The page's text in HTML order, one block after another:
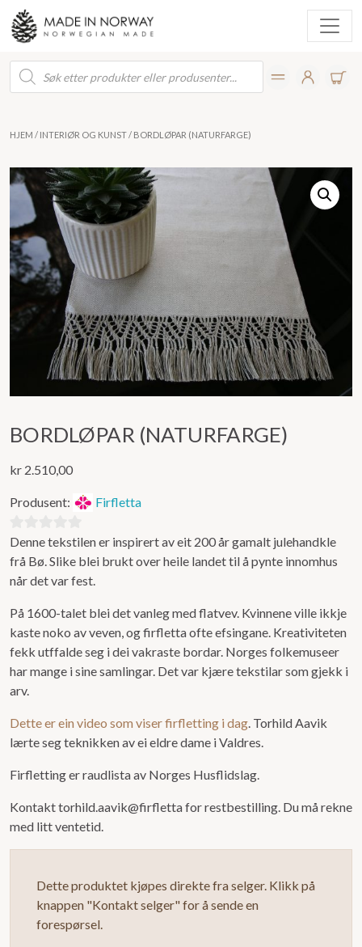
Products
search
HJEM / INTERIØR OG KUNST/ BORDLØPAR (NATURFARGE)
BORDLØPAR (NATURFARGE)
kr 2.510,00
Produsent: Firfletta
0
ut
av
Denne tekstilen er inspirert av eit 200 år gamalt julehandkle
frå Bø. Slike blei brukt over heile landet til å pynte innomhus
når det var fest.
På 1600-talet blei det vanleg med flatvev. Kvinnene ville ikkje
kaste noko av veven, og firfletta ofte efsingane. Kreativiteten
fekk utffalde seg i dei vakraste bordar. Norges folkemuseer
har mange i sine samlingar. Det var kjære tekstilar som gjekk i
arv.
Dette er ein video som viser firfletting i dag. Torhild Aavik
lærte seg teknikken av ei eldre dame i Valdres.
Firfletting er raudlista av Norges Husflidslag.
Kontakt torhild.aavik@firfletta for restbestilling. Du må rekne
med litt ventetid.
Dette produktet kjøpes direkte fra selger. Klikk på
knappen "Kontakt selger" for å sende en
forespørsel.